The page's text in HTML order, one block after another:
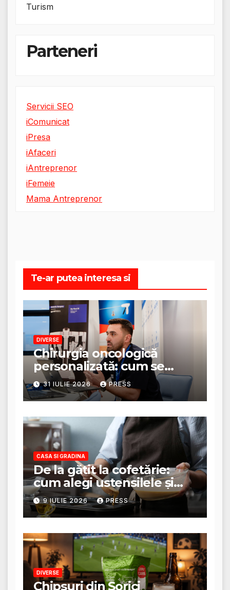
Turism
Parteneri
Servicii SEO
iComunicat
iPresa
iAfaceri
iAntreprenor
iFemeie
Mama Antreprenor
Te-ar putea interesa si
DIVERSE
Chirurgia oncologică
personalizată: cum se
stabilește planul de
tratament
31 IULIE 2026 PRESS
CASA SI GRADINA
De la gătit la cofetărie:
cum alegi ustensilele și
tigăile potrivite pentru un
rezultat perfect
9 IULIE 2026 PRESS
DIVERSE
Chipsuri din Sorici